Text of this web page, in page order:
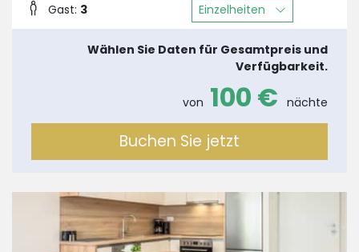
Gast: 3 Einzelheiten
Wählen Sie Daten für Gesamtpreis und
Verfügbarkeit.
von 100 € nächte
Buchen Sie jetzt